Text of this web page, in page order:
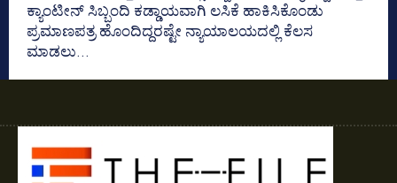
ಕ್ಯಾಂಟೀನ್‌ ಸಿಬ್ಬಂದಿ ಕಡ್ಡಾಯವಾಗಿ ಲಸಿಕೆ ಹಾಕಿಸಿಕೊಂಡು
ಪ್ರಮಾಣಪತ್ರ ಹೊಂದಿದ್ದರಷ್ಟೇ ನ್ಯಾಯಾಲಯದಲ್ಲಿ ಕೆಲಸ
ಮಾಡಲು...